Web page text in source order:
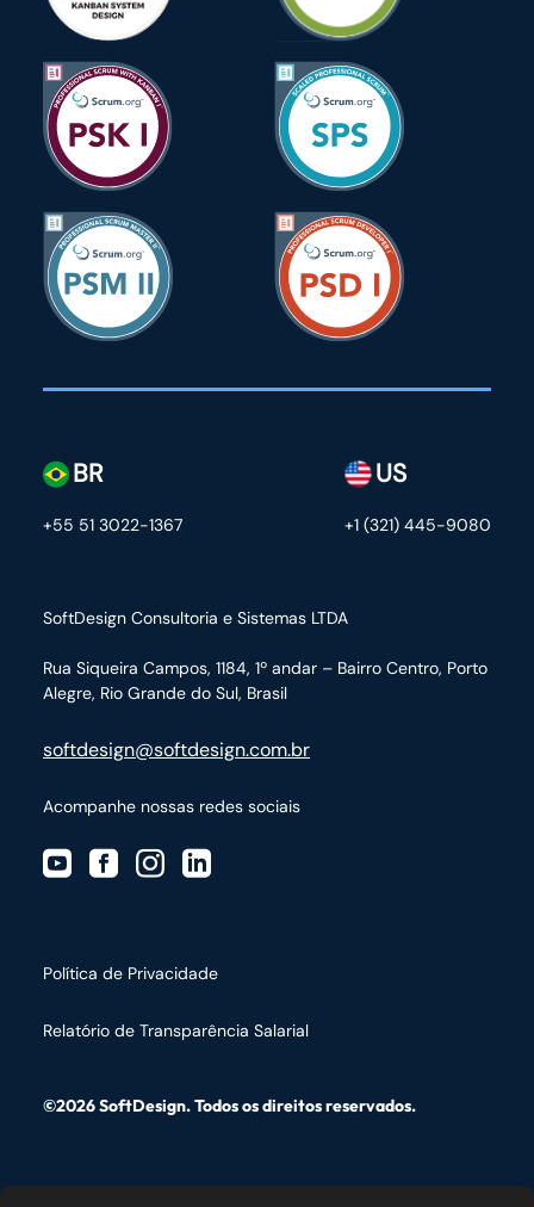
SoftDesign Consultoria e Sistemas LTDA
Rua Siqueira Campos, 1184, 1º andar – Bairro Centro, Porto
Alegre, Rio Grande do Sul, Brasil
softdesign@softdesign.com.br
BR
+55 51 3022-1367
US
+1 (321) 445-9080
Acompanhe nossas redes sociais
©2026 SoftDesign. Todos os direitos reservados.
Política de Privacidade
Relatório de Transparência Salarial